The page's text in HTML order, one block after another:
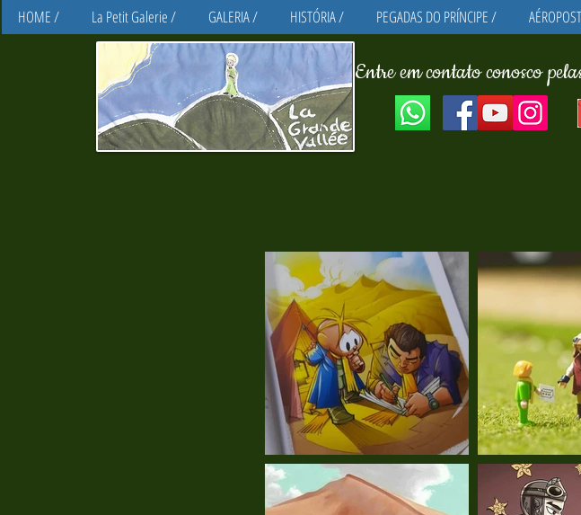
HOME / La Petit Galerie / GALERIA / HISTÓRIA / PEGADAS DO PRÍNCIPE /
Entre em contato conosco